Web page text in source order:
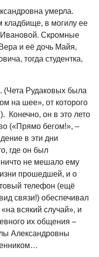
умерла.
кладбище, в могилу ее
Скромные
и её дочь Майя,
тогда студентка,
Рудаковых была
на шее», от которого
Конечно, он в это лето
(«Прямо бегом!», –
в эти дни
где он был
не мешало ему
прошедшей, и о
телефон (ещё
связи!) обеспечивал
всякий случай», и
их общения –
Александровны